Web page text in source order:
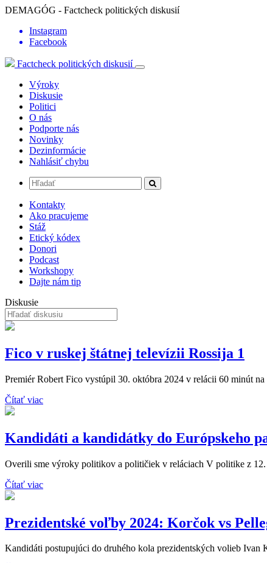
DEMAGÓG - Factcheck politických diskusií
Instagram
Facebook
Factcheck politických diskusií
Výroky
Diskusie
Politici
O nás
Podporte nás
Novinky
Dezinformácie
Nahlásiť chybu
Kontakty
Ako pracujeme
Stáž
Etický kódex
Donori
Podcast
Workshopy
Dajte nám tip
Diskusie
Fico v ruskej štátnej televízii Rossija 1
Premiér Robert Fico vystúpil 30. októbra 2024 v relácii 60 minút
Čítať viac
Kandidáti a kandidátky do Európskeho
Overili sme výroky politikov a političiek v reláciach V politike z
Čítať viac
Prezidentské voľby 2024: Korčok vs
Kandidáti postupujúci do druhého kola prezidentských volieb Ivan